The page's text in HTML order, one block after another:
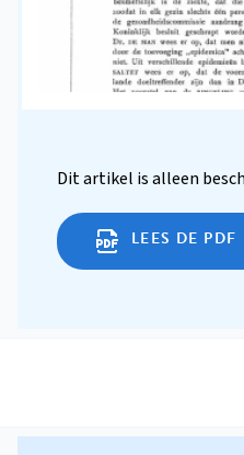
Dit artikel is alleen
LEES DE PDF